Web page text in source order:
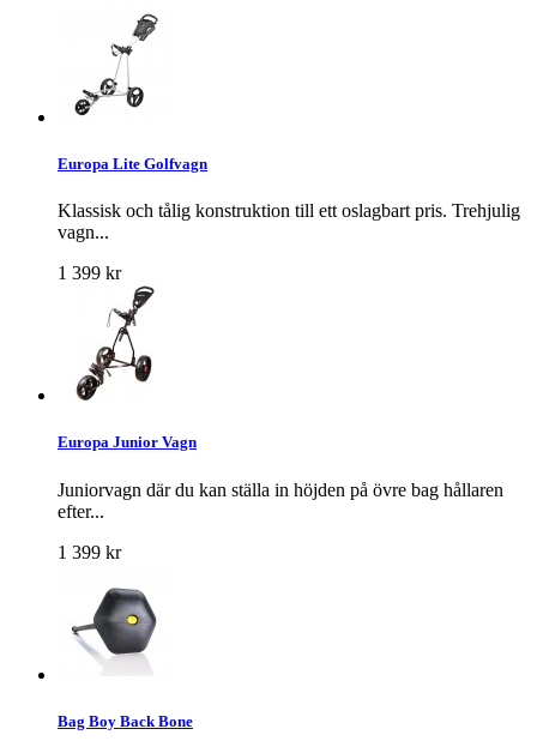
Europa Lite Golfvagn
Klassisk och tålig konstruktion till ett oslagbart pris. Trehjulig
vagn...
1 399 kr
Europa Junior Vagn
Juniorvagn där du kan ställa in höjden på övre bag hållaren
efter...
1 399 kr
Bag Boy Back Bone